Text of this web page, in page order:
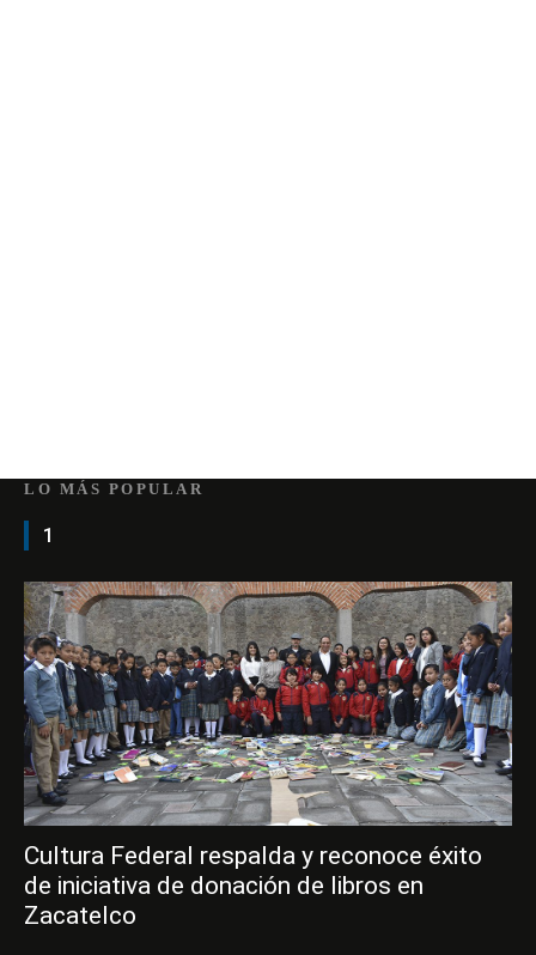
LO MÁS POPULAR
1
Cultura Federal respalda y reconoce éxito
de iniciativa de donación de libros en
Zacatelco